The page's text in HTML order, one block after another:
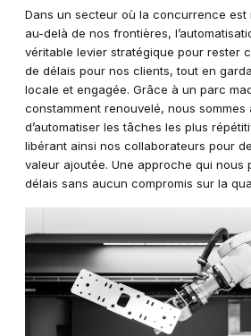
Dans un secteur où la concurrence
au-delà de nos frontières,
véritable levier stratégique pour rester
de délais pour nos clients, tout en
locale et engagée. Grâce à un parc
constamment renouvelé, nous sommes
d’automatiser les tâches les plus
libérant ainsi nos collaborateurs pour
valeur ajoutée. Une approche qui nous
délais sans aucun compromis sur la